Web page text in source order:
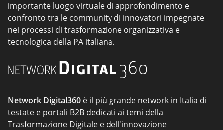
importante luogo virtuale di approfondimento e
confronto tra le community di innovatori impegnate
nei processi di trasformazione organizzativa e
tecnologica della PA italiana.
Network Digital360 è il più grande network in Italia di
testate e portali B2B dedicati ai temi della
Trasformazione Digitale e dell'innovazione